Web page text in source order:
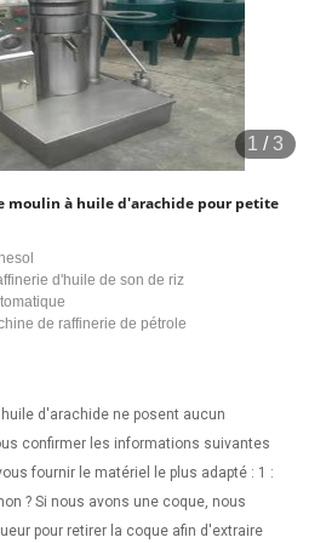
1 /3
moulin à huile d'arachide pour petite
d'huile de son de riz
de raffinerie de pétrole
d'arachide ne posent aucun
confirmer les informations suivantes
fournir le matériel le plus adapté : 1 :
? Si nous avons une coque, nous
pour retirer la coque afin d'extraire